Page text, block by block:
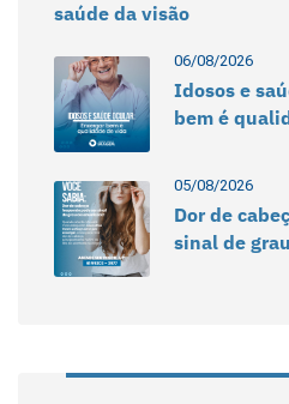
saúde da visão
06/08/2026
Idosos e
bem é
05/08/2026
Dor de
sinal de